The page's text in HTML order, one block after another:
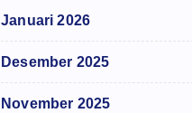
Januari 2026
Desember 2025
November 2025